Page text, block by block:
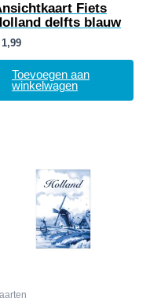
Fiets
delfts blauw
1,99
Toevoegen aan
winkelwagen